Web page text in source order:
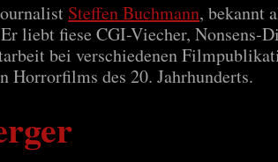
Steffen Buchmann, bekannt
liebt fiese CGI-Viecher, Nonsens-
bei verschiedenen
Horrorfilms des 20. Jahrhunderts.